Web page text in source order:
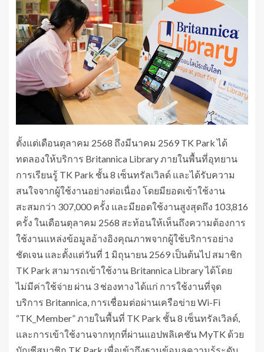
ตั้งแต่เดือนตุลาคม 2568 ถึงมีนาคม 2569 TK Park ได้
ทดลองให้บริการ Britannica Library ภายในพื้นที่อุทยาน
การเรียนรู้ TK Park ชั้น 8 เซ็นทรัลเวิลด์ และได้รับความ
สนใจจากผู้ใช้งานอย่างต่อเนื่อง โดยมียอดเข้าใช้งาน
สะสมกว่า 307,000 ครั้ง และมียอดใช้งานสูงสุดถึง 103,816
ครั้ง ในเดือนตุลาคม 2568 สะท้อนให้เห็นถึงความต้องการ
ใช้งานแหล่งข้อมูลอ้างอิงคุณภาพจากผู้ใช้บริการอย่าง
ชัดเจน และตั้งแต่วันที่ 1 มิถุนายน 2569 เป็นต้นไป สมาชิก
TK Park สามารถเข้าใช้งาน Britannica Library ได้โดย
ไม่มีค่าใช้จ่าย ผ่าน 3 ช่องทาง ได้แก่ การใช้งานที่จุด
บริการ Britannica, การเชื่อมต่อผ่านเครือข่าย Wi-Fi
“TK_Member” ภายในพื้นที่ TK Park ชั้น 8 เซ็นทรัลเวิลด์,
และการเข้าใช้งานจากทุกที่ผ่านแอปพลิเคชัน MyTK ด้วย
บัญชีสมาชิก TK Park เพื่อเข้าถึงฐานข้อมูลความรู้ระดับ